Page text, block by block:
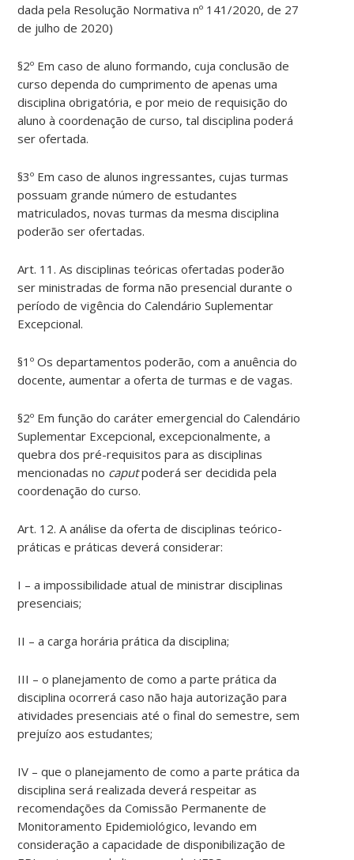
dada pela Resolução Normativa nº 141/2020, de 27
de julho de 2020)
§2º Em caso de aluno formando, cuja conclusão de
curso dependa do cumprimento de apenas uma
disciplina obrigatória, e por meio de requisição do
aluno à coordenação de curso, tal disciplina poderá
ser ofertada.
§3º Em caso de alunos ingressantes, cujas turmas
possuam grande número de estudantes
matriculados, novas turmas da mesma disciplina
poderão ser ofertadas.
Art. 11. As disciplinas teóricas ofertadas poderão
ser ministradas de forma não presencial durante o
período de vigência do Calendário Suplementar
Excepcional.
§1º Os departamentos poderão, com a anuência do
docente, aumentar a oferta de turmas e de vagas.
§2º Em função do caráter emergencial do Calendário
Suplementar Excepcional, excepcionalmente, a
quebra dos pré-requisitos para as disciplinas
mencionadas no caputpoderá ser decidida pela
coordenação do curso.
Art. 12. A análise da oferta de disciplinas teórico-
práticas e práticas deverá considerar:
I – a impossibilidade atual de ministrar disciplinas
presenciais;
II – a carga horária prática da disciplina;
III – o planejamento de como a parte prática da
disciplina ocorrerá caso não haja autorização para
atividades presenciais até o final do semestre, sem
prejuízo aos estudantes;
IV – que o planejamento de como a parte prática da
disciplina será realizada deverá respeitar as
recomendações da Comissão Permanente de
Monitoramento Epidemiológico, levando em
consideração a capacidade de disponibilização de